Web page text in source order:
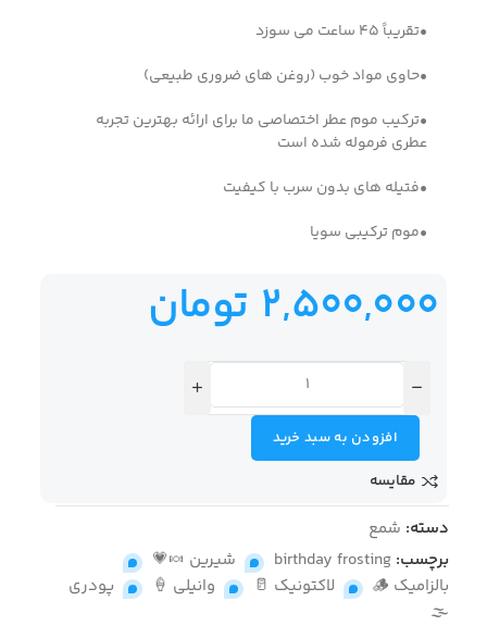
•تقریباً 45 ساعت می سوزد
•حاوی مواد خوب (روغن های ضروری طبیعی)
•ترکیب موم عطر اختصاصی ما برای ارائه بهترین تجربه
عطری فرموله شده است
•فتیله های بدون سرب با کیفیت
•موم ترکیبی سویا
2,500,000 تومان
افزودن به سبد خرید
مقایسه
دسته: شمع
برچسب: birthday frosting
, شیرین 🍬💗
,
بالزامیک 🪵
, لاکتونیک 🥛 , وانیلی 🍦 ,
پودری
🌫